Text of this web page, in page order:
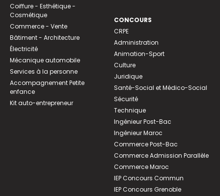
Coiffure - Esthétique -
Cosmétique
Commerce - Vente
Bâtiment - Architecture
Électricité
Mécanique automobile
Services à la personne
Accompagnement Petite
enfance
Kit auto-entrepreneur
CONCOURS
CRPE
Administration
Animation-Sport
Culture
Juridique
Santé-Social et Médico-Social
Sécurité
Technique
Ingénieur Post-Bac
Ingénieur Maroc
Commerce Post-Bac
Commerce Admission Parallèle
Commerce Maroc
IEP Concours Commun
IEP Concours Grenoble